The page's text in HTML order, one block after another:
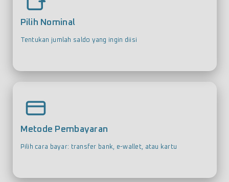
Pilih Nominal
Tentukan jumlah saldo yang ingin diisi
Metode Pembayaran
Pilih cara bayar: transfer bank, e-wallet, atau kartu